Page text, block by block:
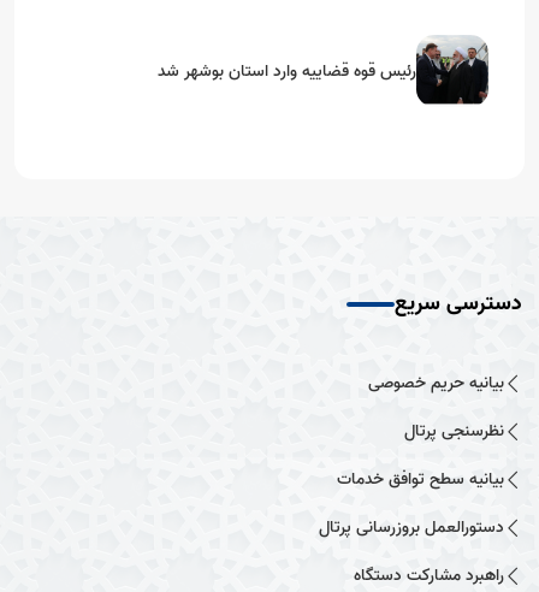
رئیس قوه قضاییه وارد استان بوشهر شد
دسترسی سریع
بیانیه حریم خصوصی
نظرسنجی پرتال
بیانیه سطح توافق خدمات
دستورالعمل بروزرسانی پرتال
راهبرد مشارکت دستگاه